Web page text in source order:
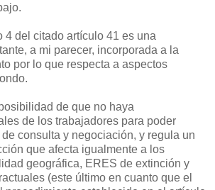
4 del citado artículo 41 es una
a mi parecer, incorporada a la
por lo que respecta a aspectos
de que no haya
de los trabajadores para poder
consulta y negociación, y regula un
que afecta igualmente a los
geográfica, ERES de extinción y
(este último en cuanto que el